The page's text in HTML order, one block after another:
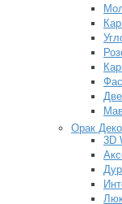
Орак
3D